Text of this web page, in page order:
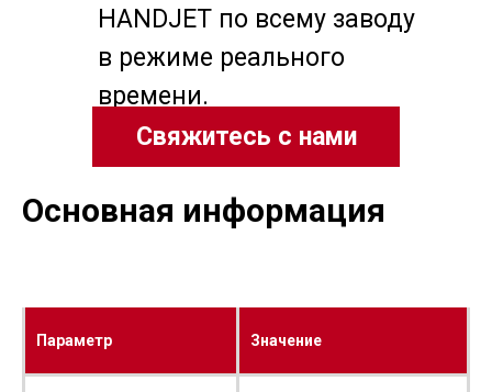
HANDJET по всему заводу
в режиме реального
времени.
Свяжитесь с нами
Основная информация
Параметр Значение